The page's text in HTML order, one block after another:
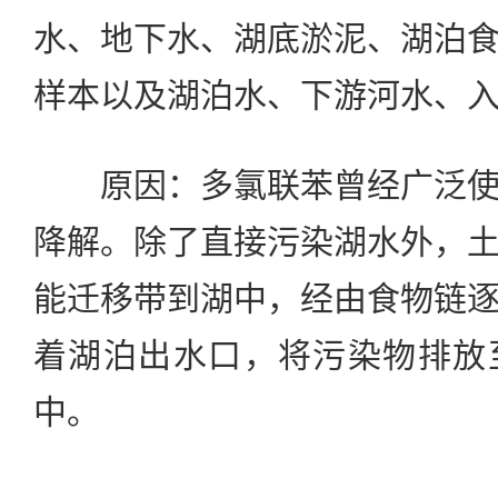
水、地下水、湖底淤泥、湖泊
样本以及湖泊水、下游河水、
原因：多氯联苯曾经广泛使
降解。除了直接污染湖水外，
能迁移带到湖中，经由食物链
着湖泊出水口，将污染物排
中。